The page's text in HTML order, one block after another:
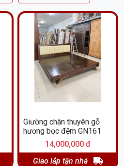
Giường chân thuyên gỗ
hương bọc đệm GN161
14,000,000 đ
Giao lắp tận nhà